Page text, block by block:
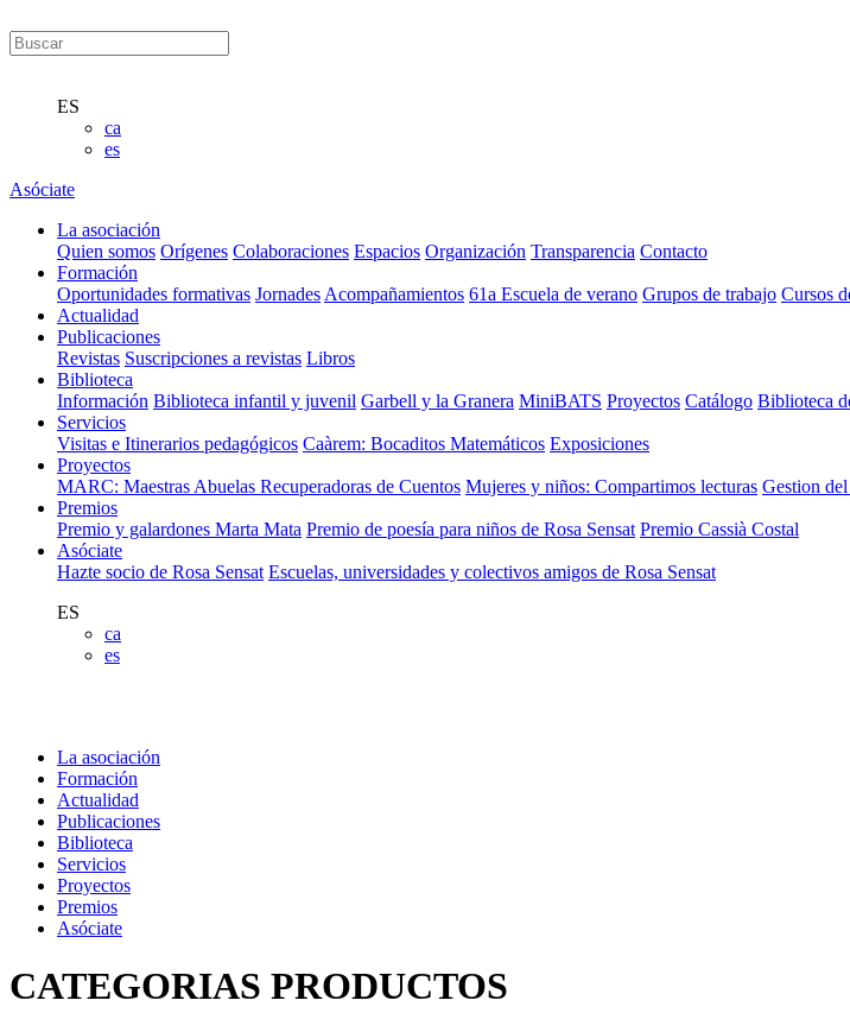
ES
ca
es
Asóciate
La asociación
Quien somos Orígenes Colaboraciones Espacios Organización Transparencia Contacto
Formación
Oportunidades formativas Jornades Acompañamientos 61a Escuela de verano Grupos de trabajo Cursos
Actualidad
Publicaciones
Revistas Suscripciones a revistas Libros
Biblioteca
Información Biblioteca infantil y juvenil Garbell y la Granera MiniBATS Proyectos Catálogo Biblioteca
Servicios
Visitas e Itinerarios pedagógicos Caàrem: Bocaditos Matemáticos Exposiciones
Proyectos
MARC: Maestras Abuelas Recuperadoras de Cuentos Mujeres y niños: Compartimos lecturas Gestion del
Premios
Premio y galardones Marta Mata Premio de poesía para niños de Rosa Sensat Premio Cassià Costal
Asóciate
Hazte socio de Rosa Sensat Escuelas, universidades y colectivos amigos de Rosa Sensat
ES
ca
es
La asociación
Formación
Actualidad
Publicaciones
Biblioteca
Servicios
Proyectos
Premios
Asóciate
CATEGORIAS PRODUCTOS